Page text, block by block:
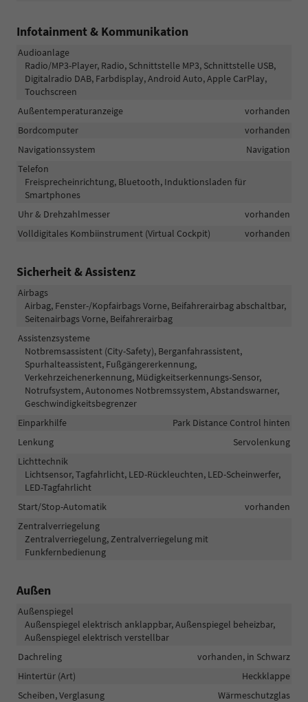
Infotainment & Kommunikation
Audioanlage
Radio/MP3-Player, Radio, Schnittstelle MP3, Schnittstelle USB,
Digitalradio DAB, Farbdisplay, Android Auto, Apple CarPlay,
Touchscreen
Außentemperaturanzeige
vorhanden
Bordcomputer
vorhanden
Navigationssystem
Navigation
Telefon
Freisprecheinrichtung, Bluetooth, Induktionsladen für
Smartphones
Uhr & Drehzahlmesser
vorhanden
Volldigitales Kombiinstrument (Virtual Cockpit)
vorhanden
Sicherheit & Assistenz
Airbags
Airbag, Fenster-/Kopfairbags Vorne, Beifahrerairbag abschaltbar,
Seitenairbags Vorne, Beifahrerairbag
Assistenzsysteme
Notbremsassistent (City-Safety), Berganfahrassistent,
Spurhalteassistent, Fußgängererkennung,
Verkehrzeichenerkennung, Müdigkeitserkennungs-Sensor,
Notrufsystem, Autonomes Notbremssystem, Abstandswarner,
Geschwindigkeitsbegrenzer
Einparkhilfe
Park Distance Control hinten
Lenkung
Servolenkung
Lichttechnik
Lichtsensor, Tagfahrlicht, LED-Rückleuchten, LED-Scheinwerfer,
LED-Tagfahrlicht
Start/Stop-Automatik
vorhanden
Zentralverriegelung
Zentralverriegelung, Zentralverriegelung mit
Funkfernbedienung
Außen
Außenspiegel
Außenspiegel elektrisch anklappbar, Außenspiegel beheizbar,
Außenspiegel elektrisch verstellbar
Dachreling
vorhanden, in Schwarz
Hintertür (Art)
Heckklappe
Scheiben, Verglasung
Wärmeschutzglas